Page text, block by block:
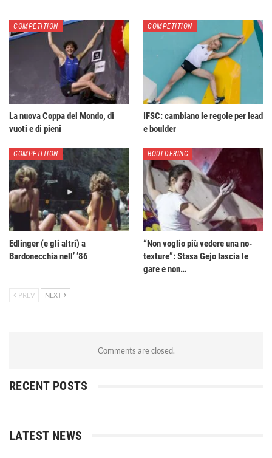
COMPETITION
La nuova Coppa del Mondo, di
vuoti e di pieni
COMPETITION
IFSC: cambiano le regole per lead
e boulder
COMPETITION
Edlinger (e gli altri) a
Bardonecchia nell’ ’86
BOULDERING
“Non voglio più vedere una no-
texture”: Stasa Gejo lascia le
gare e non…
PREV NEXT
Comments are closed.
RECENT POSTS
LATEST NEWS